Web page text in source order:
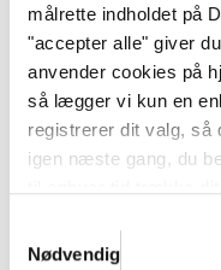
målrette indholdet på
"accepter alle" giver
anvender cookies på
så lægger vi kun en
registrerer dit valg, så
igen næste gang, du
Danish.Cares
Nødvendig
Læs mere